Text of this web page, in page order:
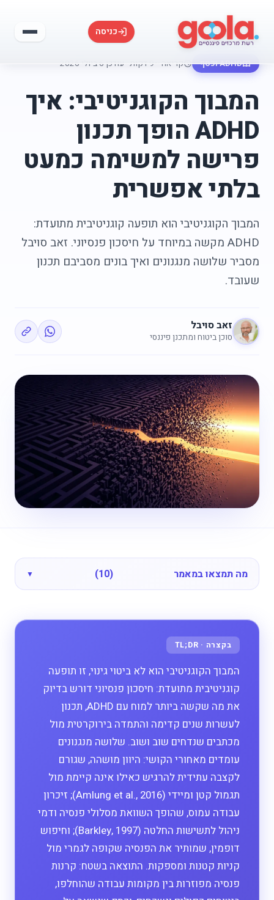
כניסה
ADHD וכסף קריאה ~9 דקות עודכן 6 ביולי 2026
המבוך הקוגניטיבי: איך
ADHD הופך תכנון
פרישה למשימה כמעט
בלתי אפשרית
המבוך הקוגניטיבי הוא תופעה קוגניטיבית מתועדת:
ADHD מקשה במיוחד על חיסכון פנסיוני. זאב סויבל
מסביר שלושה מנגנונים ואיך בונים מסביבם תכנון
שעובד.
זאב סויבל
סוכן ביטוח ומתכנן פיננסי
מה תמצאו במאמר (10)
המבוך הקוגניטיבי הוא לא ביטוי גינוי, זו תופעה
קוגניטיבית מתועדת: חיסכון פנסיוני דורש בדיוק
את מה שקשה ביותר למוח עם ADHD, תכנון
לעשרות שנים קדימה והתמדה בירוקרטית מול
מכתבים שנדחים שוב ושוב. שלושה מנגנונים
עומדים מאחורי הקושי: היוון מושהה, שגורם
לקצבה עתידית להרגיש כאילו אינה קיימת מול
תגמול קטן ומיידי (Amlung et al., 2016); זיכרון
עבודה עמוס, שהופך השוואת מסלולי פנסיה ודמי
ניהול לתשישות החלטה (Barkley, 1997); וחיפוש
דופמין, שמותיר את הפנסיה שקופה לגמרי מול
קניות קטנות ומספקות. התוצאה בשטח: קרנות
פנסיה מפוזרות בין מקומות עבודה שהוחלפו,